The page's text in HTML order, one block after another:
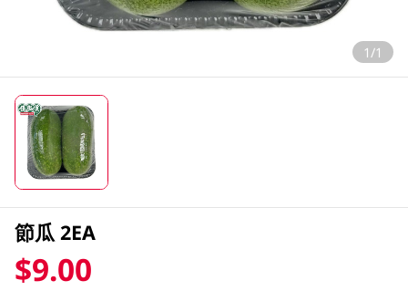
1/1
節瓜 2EA
$9.00